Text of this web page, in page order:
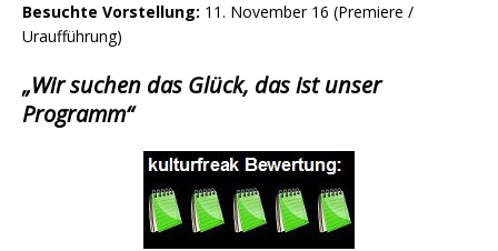
Besuchte Vorstellung: 11. November 16 (Premiere /
Uraufführung)
„Wir suchen das Glück, das ist unser
Programm“